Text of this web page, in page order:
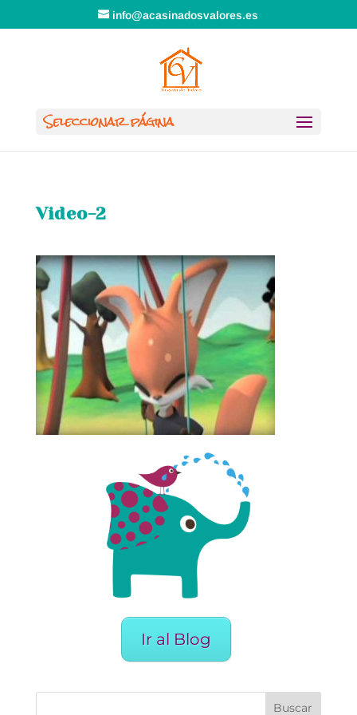
info@acasinadosvalores.es
Seleccionar página
Video-2
Ir al Blog